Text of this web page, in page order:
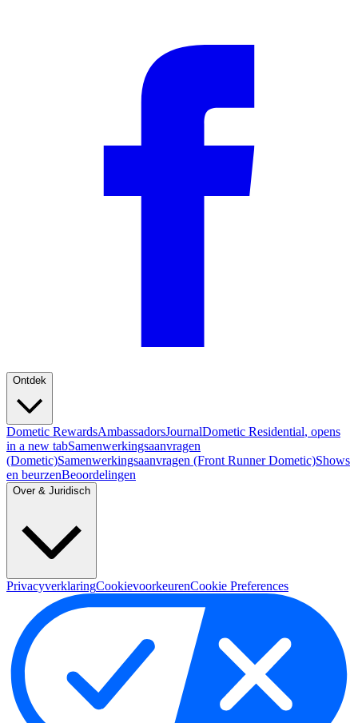
Ontdek
Dometic RewardsAmbassadorsJournalDometic Residential, opens
in a new tabSamenwerkingsaanvragen
(Dometic)Samenwerkingsaanvragen (Front Runner Dometic)Shows
en beurzenBeoordelingen
Over & Juridisch
PrivacyverklaringCookievoorkeurenCookie Preferences